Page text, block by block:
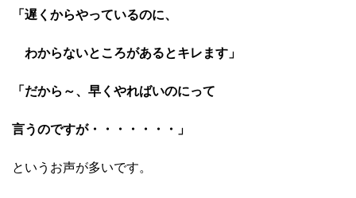
「遅くからやっているのに、
わからないところがあるとキレます」
「だから～、早くやればいのにって
言うのですが・・・・・・・」
というお声が多いです。